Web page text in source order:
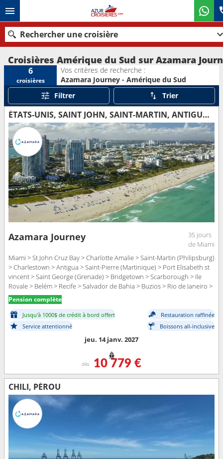
Rechercher une croisière
Nos destinations
Mois de départ
Ports Compagnies
Rechercher
Croisières Amérique du Sud sur Azamara
6
croisières
Vos critères de recherche :
Azamara Journey - Amérique du Sud
Filtrer
Trier
ÉTATS-UNIS, SAINT JOHN, SAINT-MARTIN, ANTIGUA-ET-BARBUDA, MARTINIQUE, SAINT VINCENT-ET-LES-GRENADINES, GRENADE, BARBADE, TRINITÉ-ET-TOBAGO, ÎLE ROYALE, BRÉSIL, URUGUAY, ARGENTINE
Azamara Journey
35 jours
de Miami
Miami > St John Cruz Bay > Charlotte Amalie > Saint-Martin (Philipsburg)
> Charlestown > Antigua > Saint-Pierre (Martinique) > Port Elisabeth st
vincent > Saint George (Grenade) > Bridgetown > Scarborough > Ile
Royale > Belém > Recife > Salvador de Bahia > Buzios > Rio de Janeiro >
Parati > Ilhabella > Santos > Montevideo > Buenos Aires
Pension complète
Jusqu'à 1000$ de crédit à bord offert
Restauration raffinée
Service attentionné
Boissons all-inclusive
jeu. 14 janv. 2027
dès 10 779 €
CHILI, PÉROU